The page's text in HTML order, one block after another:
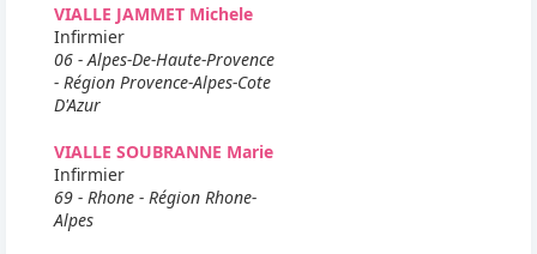
VIALLE JAMMET Michele
Infirmier
06 - Alpes-De-Haute-Provence
- Région Provence-Alpes-Cote
D'Azur
VIALLE SOUBRANNE Marie
Infirmier
69 - Rhone - Région Rhone-
Alpes